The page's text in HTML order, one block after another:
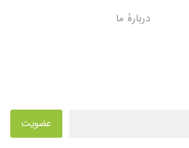
دربارۀ ما
عضویت